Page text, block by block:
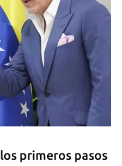
primeros pasos